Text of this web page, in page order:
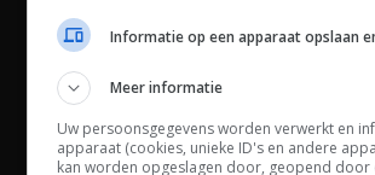
Informatie op een apparaat opslaan
Meer informatie
Uw persoonsgegevens worden verwerkt en
apparaat (cookies, unieke ID's en andere
kan worden opgeslagen door, geopend door